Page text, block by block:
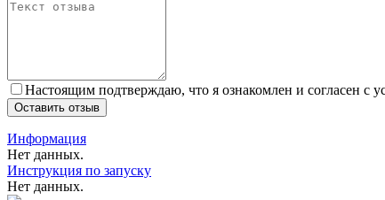
Настоящим подтверждаю, что я ознакомлен и согласен с
Оставить отзыв
Информация
Нет данных.
Инструкция по запуску
Нет данных.